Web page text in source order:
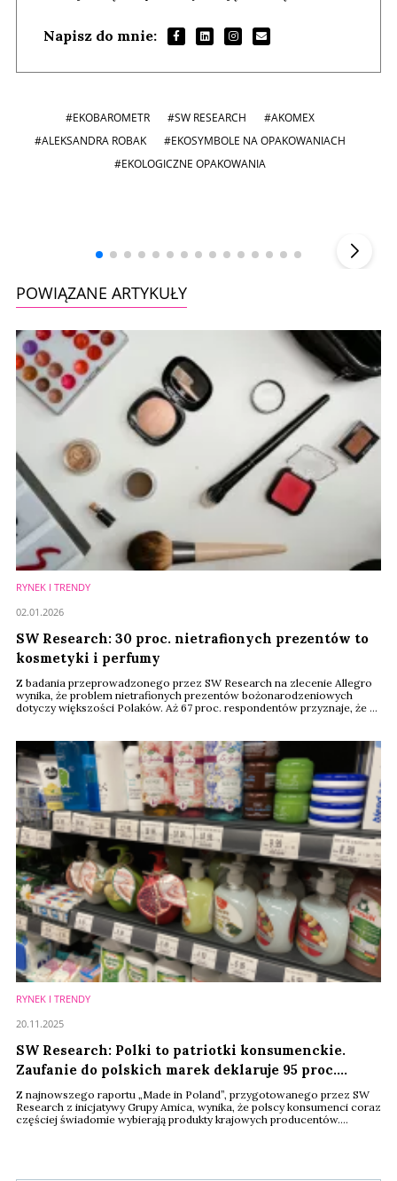
Napisz do mnie:
#EKOBAROMETR #SW RESEARCH
#AKOMEX
#ALEKSANDRA ROBAK
#EKOSYMBOLE NA OPAKOWANIACH
#EKOLOGICZNE OPAKOWANIA
POWIĄZANE ARTYKUŁY
RYNEK I TRENDY
SW Research: 30 proc. nietrafionych prezentów to
kosmetyki i perfumy
Z badania przeprowadzonego przez SW Research na zlecenie Allegro
wynika, że problem nietrafionych prezentów bożonarodzeniowych
dotyczy większości Polaków. Aż 67 proc. respondentów przyznaje, że w
czwarta deklaruje, że doświadcza tego dość często, co wskazuje na
trwałość zjawiska w kolejnych ...
02.01.2026
RYNEK I TRENDY
SW Research: Polki to patriotki konsumenckie.
Zaufanie do polskich marek deklaruje 95 proc.
badanych
Z najnowszego raportu „Made in Poland”, przygotowanego przez SW
Research z inicjatywy Grupy Amica, wynika, że polscy konsumenci coraz
częściej świadomie wybierają produkty krajowych producentów.
20.11.2025